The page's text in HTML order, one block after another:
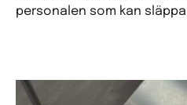
personalen som kan